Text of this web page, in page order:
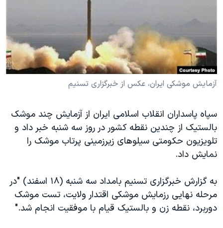
اقتصادی
علم و فناوری
اسرائیل در جنگ
آرشیو پخش زنده
انتخابات ریاست جمهوری آمریکا ۲۰۲۴
حمله جمهوری اسلامی به اسرائیل
رمز مهسا
ورزش زنان در ایران
مجموعه مستندهای دادخواهی
تریبونال مردمی آبان ۹۸
دادگاه حمید نوری
قانون شفافیت دارائی کادر رهبری ایران
اعتراضات مردمی آبان ۹۸
زبانهای مختلف
آزمایش موشکی ایران، عکس از خبرگزاری تسنیم
سپاه پاسداران انقلاب اسلامی ایران از آزمایش چند موشک
بالستیک از چندین نقطه کشور در روز سه شنبه خبر داد و
تلویزیون حکومتی سیلوهای زیرزمینی پرتاب موشک را
نمایش داد.
به گزارش خبرگزاری تسنیم بامداد سه شنبه (۱۸ اسفند) "در
مرحله نهایی رزمایش موشکی اقتدار ولایت، تست موشک
دوربرد، نقطه زن و بالستیک قیام با موفقیت انجام شد."